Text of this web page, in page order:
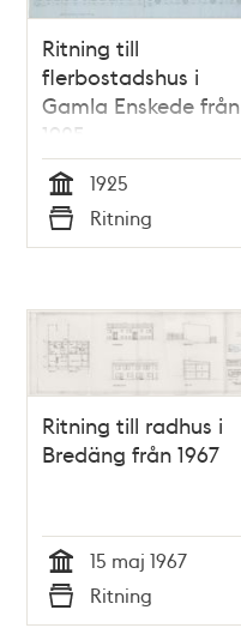
Ritning till
flerbostadshus i
Gamla Enskede från
1925
Tid
1925
Typ
Ritning
Ritning till radhus i
Bredäng från 1967
Tid
15 maj 1967
Typ
Ritning